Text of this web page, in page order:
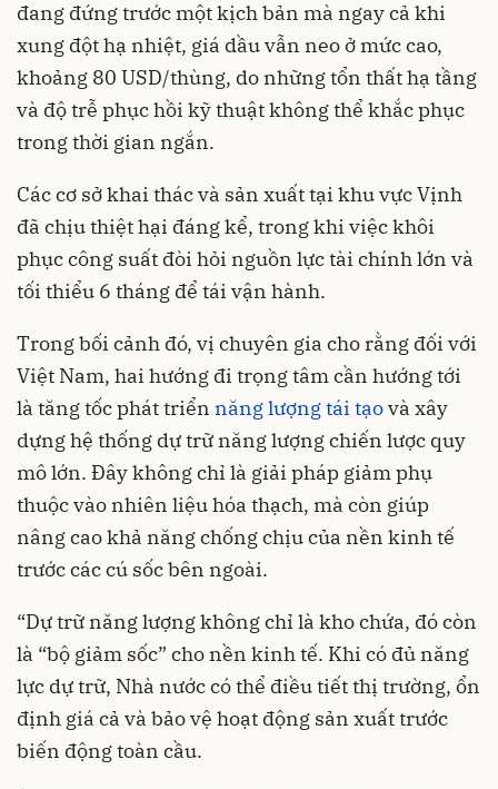
đang đứng trước một kịch bản mà ngay cả khi
xung đột hạ nhiệt, giá dầu vẫn neo ở mức cao,
khoảng 80 USD/thùng, do những tổn thất hạ tầng
và độ trễ phục hồi kỹ thuật không thể khắc phục
trong thời gian ngắn.
Các cơ sở khai thác và sản xuất tại khu vực Vịnh
đã chịu thiệt hại đáng kể, trong khi việc khôi
phục công suất đòi hỏi nguồn lực tài chính lớn và
tối thiểu 6 tháng để tái vận hành.
Trong bối cảnh đó, vị chuyên gia cho rằng đối với
Việt Nam, hai hướng đi trọng tâm cần hướng tới
là tăng tốc phát triển năng lượng tái tạovà xây
dựng hệ thống dự trữ năng lượng chiến lược quy
mô lớn. Đây không chỉ là giải pháp giảm phụ
thuộc vào nhiên liệu hóa thạch, mà còn giúp
nâng cao khả năng chống chịu của nền kinh tế
trước các cú sốc bên ngoài.
“Dự trữ năng lượng không chỉ là kho chứa, đó còn
là “bộ giảm sốc” cho nền kinh tế. Khi có đủ năng
lực dự trữ, Nhà nước có thể điều tiết thị trường, ổn
định giá cả và bảo vệ hoạt động sản xuất trước
biến động toàn cầu.